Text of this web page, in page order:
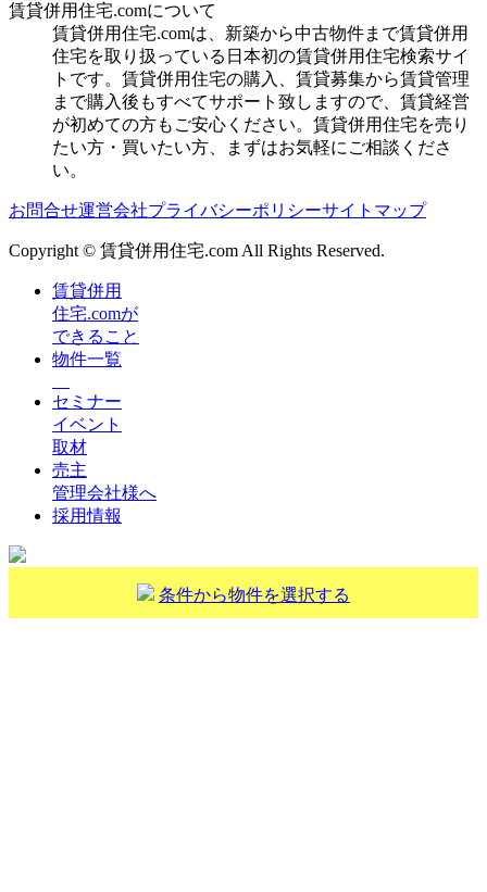
賃貸併用住宅.comについて
賃貸併用住宅.comは、新築から中古物件まで賃貸併用
住宅を取り扱っている日本初の賃貸併用住宅検索サイ
トです。賃貸併用住宅の購入、賃貸募集から賃貸管理
まで購入後もすべてサポート致しますので、賃貸経営
が初めての方もご安心ください。賃貸併用住宅を売り
たい方・買いたい方、まずはお気軽にご相談くださ
い。
お問合せ運営会社プライバシーポリシーサイトマップ
Copyright © 賃貸併用住宅.com All Rights Reserved.
賃貸併用
住宅.comが
できること
物件一覧
セミナー
イベント
取材
売主
管理会社様へ
採用情報
条件から物件を選択する